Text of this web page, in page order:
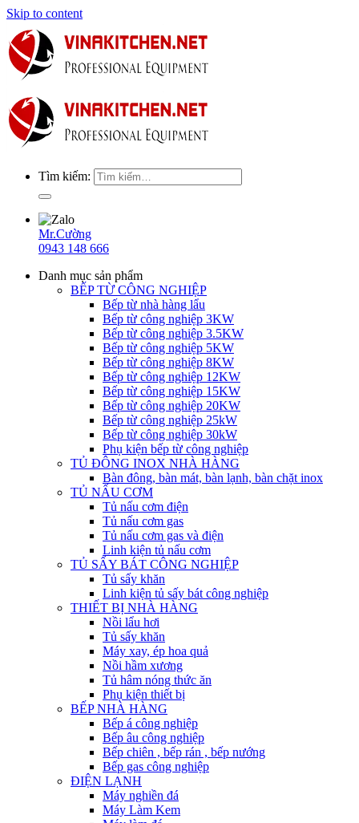
Skip to content
Tìm kiếm:
Mr.Cường
0943 148 666
Danh mục sản phẩm
BẾP TỪ CÔNG NGHIỆP
Bếp từ nhà hàng lẩu
Bếp từ công nghiệp 3KW
Bếp từ công nghiệp 3.5KW
Bếp từ công nghiệp 5KW
Bếp từ công nghiệp 8KW
Bếp từ công nghiệp 12KW
Bếp từ công nghiệp 15KW
Bếp từ công nghiệp 20KW
Bếp từ công nghiệp 25kW
Bếp từ công nghiệp 30kW
Phụ kiện bếp từ công nghiệp
TỦ ĐÔNG INOX NHÀ HÀNG
Bàn đông, bàn mát, bàn lạnh, bàn chặt inox
TỦ NẤU CƠM
Tủ nấu cơm điện
Tủ nấu cơm gas
Tủ nấu cơm gas và điện
Linh kiện tủ nấu cơm
TỦ SẤY BÁT CÔNG NGHIỆP
Tủ sấy khăn
Linh kiện tủ sấy bát công nghiệp
THIẾT BỊ NHÀ HÀNG
Nồi lẩu hơi
Tủ sấy khăn
Máy xay, ép hoa quả
Nồi hầm xương
Tủ hâm nóng thức ăn
Phụ kiện thiết bị
BẾP NHÀ HÀNG
Bếp á công nghiệp
Bếp âu công nghiệp
Bếp chiên , bếp rán , bếp nướng
Bếp gas công nghiệp
ĐIỆN LẠNH
Máy nghiền đá
Máy Làm Kem